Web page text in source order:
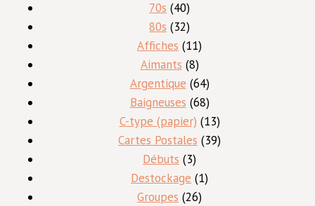
produits
70s 4040
produits
80s 3232
produits
Affiches 1111
produits
Aimants 88
produits
Argentique 6464
produits
Baigneuses 6868
produits
C-type (papier) 1313
produits
Cartes Postales 3939
Débuts 33
produits
Destockage 11
Groupes 2626